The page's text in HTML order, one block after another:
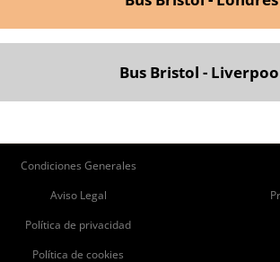
Bus Bristol -
Condiciones Generales
Aviso Legal
Política de privacidad
Política de cookies